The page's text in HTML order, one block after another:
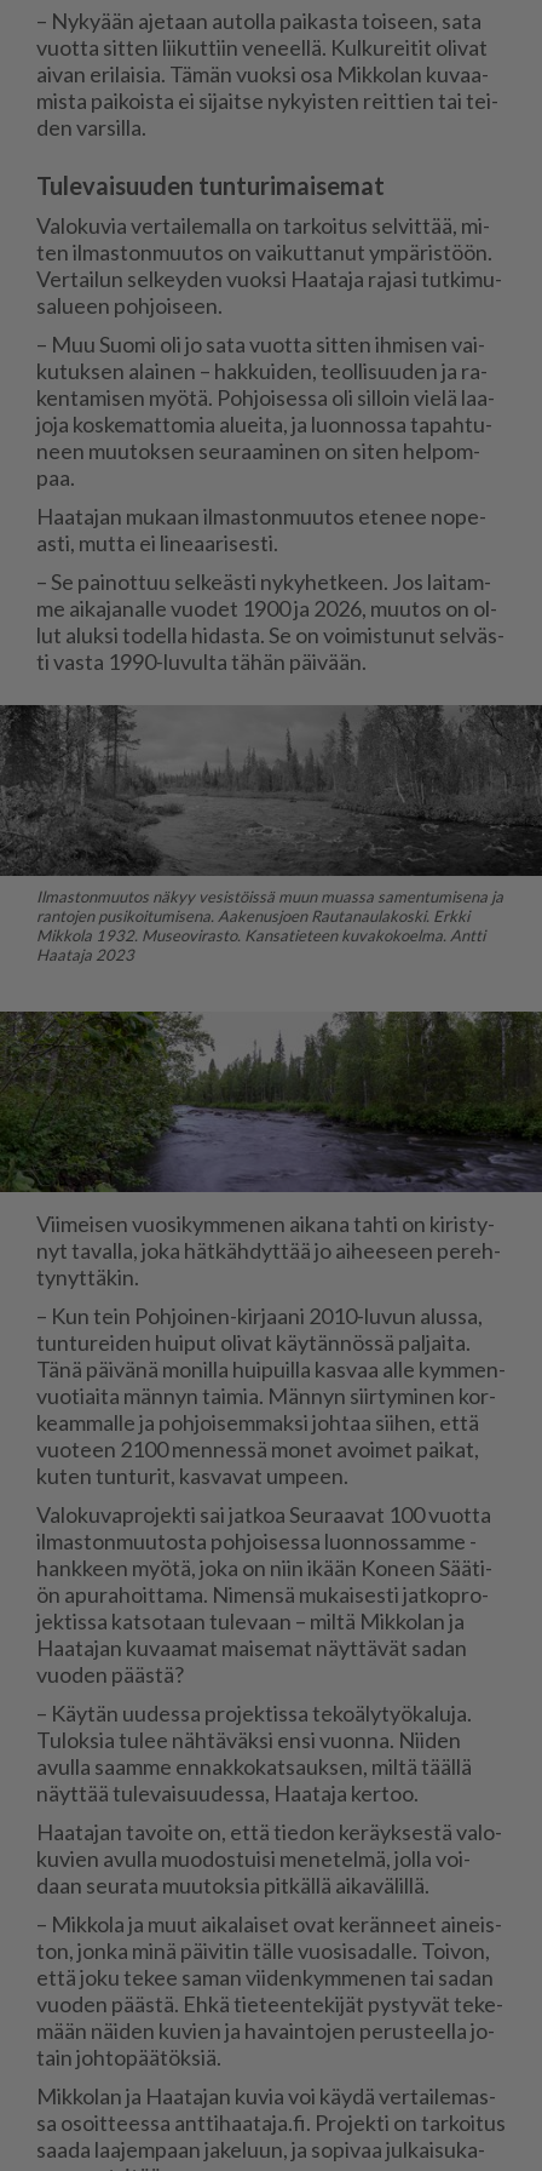
– Ny­ky­ään aje­taan au­tol­la pai­kas­ta toi­seen, sata
vuot­ta sit­ten lii­kut­tiin ve­neel­lä. Kul­ku­rei­tit oli­vat
ai­van eri­lai­sia. Tä­män vuok­si osa Mik­ko­lan ku­vaa­
mis­ta pai­kois­ta ei si­jait­se ny­kyis­ten reit­tien tai tei­
den var­sil­la.
Tulevaisuuden tunturimaisemat
Va­lo­ku­via ver­tai­le­mal­la on tar­koi­tus sel­vit­tää, mi­
ten il­mas­ton­muu­tos on vai­kut­ta­nut ym­pä­ris­töön.
Ver­tai­lun sel­key­den vuok­si Haa­ta­ja ra­ja­si tut­ki­mu­
sa­lu­een poh­joi­seen.
– Muu Suo­mi oli jo sata vuot­ta sit­ten ih­mi­sen vai­
ku­tuk­sen alai­nen – hak­kui­den, te­ol­li­suu­den ja ra­
ken­ta­mi­sen myö­tä. Poh­joi­ses­sa oli sil­loin vie­lä laa­
jo­ja kos­ke­mat­to­mia alu­ei­ta, ja luon­nos­sa ta­pah­tu­
neen muu­tok­sen seu­raa­mi­nen on si­ten hel­pom­
paa.
Haa­ta­jan mu­kaan il­mas­ton­muu­tos ete­nee no­pe­
as­ti, mut­ta ei li­ne­aa­ri­ses­ti.
– Se pai­not­tuu sel­ke­äs­ti ny­ky­het­keen. Jos lai­tam­
me ai­ka­ja­nal­le vuo­det 1900 ja 2026, muu­tos on ol­
lut aluk­si to­del­la hi­das­ta. Se on voi­mis­tu­nut sel­väs­
ti vas­ta 1990-lu­vul­ta tä­hän päi­vään.
Ilmastonmuutos näkyy vesistöissä muun muassa samentumisena ja
rantojen pusikoitumisena. Aakenusjoen Rautanaulakoski. Erkki
Mikkola 1932. Museovirasto. Kansatieteen kuvakokoelma. Antti
Haataja 2023
Vii­mei­sen vuo­si­kym­me­nen ai­ka­na tah­ti on ki­ris­ty­
nyt ta­val­la, joka hät­käh­dyt­tää jo ai­hee­seen pe­reh­
ty­nyt­tä­kin.
– Kun tein Poh­joi­nen-kir­jaa­ni 2010-lu­vun alus­sa,
tun­tu­rei­den hui­put oli­vat käy­tän­nös­sä pal­jai­ta.
Tänä päi­vä­nä mo­nil­la hui­puil­la kas­vaa al­le kym­men­
vuo­ti­ai­ta män­nyn tai­mia. Män­nyn siir­ty­mi­nen kor­
ke­am­mal­le ja poh­joi­sem­mak­si joh­taa sii­hen, et­tä
vuo­teen 2100 men­nes­sä mo­net avoi­met pai­kat,
ku­ten tun­tu­rit, kas­va­vat um­peen.
Va­lo­ku­vap­ro­jek­ti sai jat­koa Seu­raa­vat 100 vuot­ta
il­mas­ton­muu­tos­ta poh­joi­ses­sa luon­nos­sam­me -
hank­keen myö­tä, joka on niin ikään Ko­neen Sää­ti­
ön apu­ra­hoit­ta­ma. Ni­men­sä mu­kai­ses­ti jat­kop­ro­
jek­tis­sa kat­so­taan tu­le­vaan – mil­tä Mik­ko­lan ja
Haa­ta­jan ku­vaa­mat mai­se­mat näyt­tä­vät sa­dan
vuo­den pääs­tä?
– Käy­tän uu­des­sa pro­jek­tis­sa te­ko­ä­ly­työ­ka­lu­ja.
Tu­lok­sia tu­lee näh­tä­väk­si en­si vuon­na. Nii­den
avul­la saam­me en­nak­ko­kat­sauk­sen, mil­tä tääl­lä
näyt­tää tu­le­vai­suu­des­sa, Haa­ta­ja ker­too.
Haa­ta­jan ta­voi­te on, et­tä tie­don ke­räyk­ses­tä va­lo­
ku­vien avul­la muo­dos­tui­si me­ne­tel­mä, jol­la voi­
daan seu­ra­ta muu­tok­sia pit­käl­lä ai­ka­vä­lil­lä.
– Mik­ko­la ja muut ai­ka­lai­set ovat ke­rän­neet ai­neis­
ton, jon­ka minä päi­vi­tin täl­le vuo­si­sa­dal­le. Toi­von,
et­tä joku te­kee sa­man vii­den­kym­me­nen tai sa­dan
vuo­den pääs­tä. Eh­kä tie­teen­te­ki­jät pys­ty­vät te­ke­
mään näi­den ku­vien ja ha­vain­to­jen pe­rus­teel­la jo­
tain joh­to­pää­tök­siä.
Mik­ko­lan ja Haa­ta­jan ku­via voi käy­dä ver­tai­le­mas­
sa osoit­tees­sa ant­ti­haa­ta­ja.fi. Pro­jek­ti on tar­koi­tus
saa­da laa­jem­paan ja­ke­luun, ja so­pi­vaa jul­kai­su­ka­